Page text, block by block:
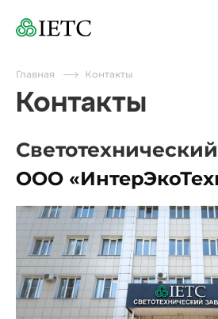
Главная Контакты
Контакты
ООО